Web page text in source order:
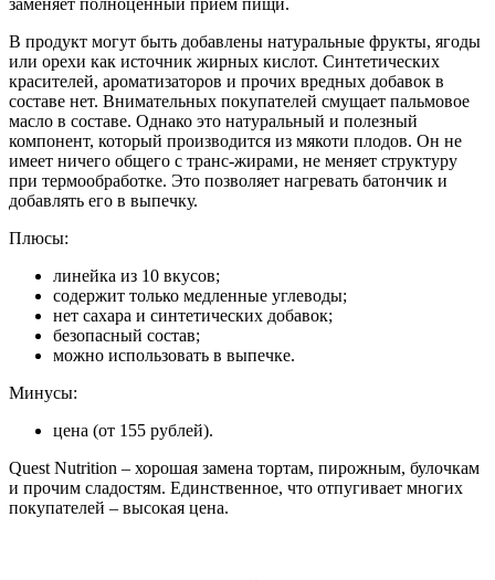
заменяет полноценный прием пищи.
В продукт могут быть добавлены натуральные фрукты, ягоды
или орехи как источник жирных кислот. Синтетических
красителей, ароматизаторов и прочих вредных добавок в
составе нет. Внимательных покупателей смущает пальмовое
масло в составе. Однако это натуральный и полезный
компонент, который производится из мякоти плодов. Он не
имеет ничего общего с транс-жирами, не меняет структуру
при термообработке. Это позволяет нагревать батончик и
добавлять его в выпечку.
Плюсы:
линейка из 10 вкусов;
содержит только медленные углеводы;
нет сахара и синтетических добавок;
безопасный состав;
можно использовать в выпечке.
Минусы:
цена (от 155 рублей).
Quest Nutrition – хорошая замена тортам, пирожным, булочкам
и прочим сладостям. Единственное, что отпугивает многих
покупателей – высокая цена.